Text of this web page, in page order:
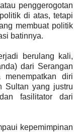
penggerogotan
di atas, tetapi
membuat politik
batinnya.
berulang kali,
dari Serangan
diri
Sultan yang justru
fasilitator dari
kepemimpinan